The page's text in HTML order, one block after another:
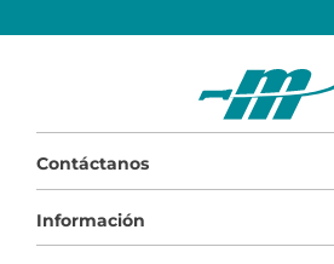
Contáctanos
Información